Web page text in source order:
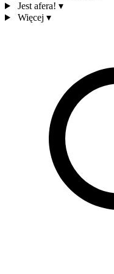
Jest afera! ▾
Więcej ▾